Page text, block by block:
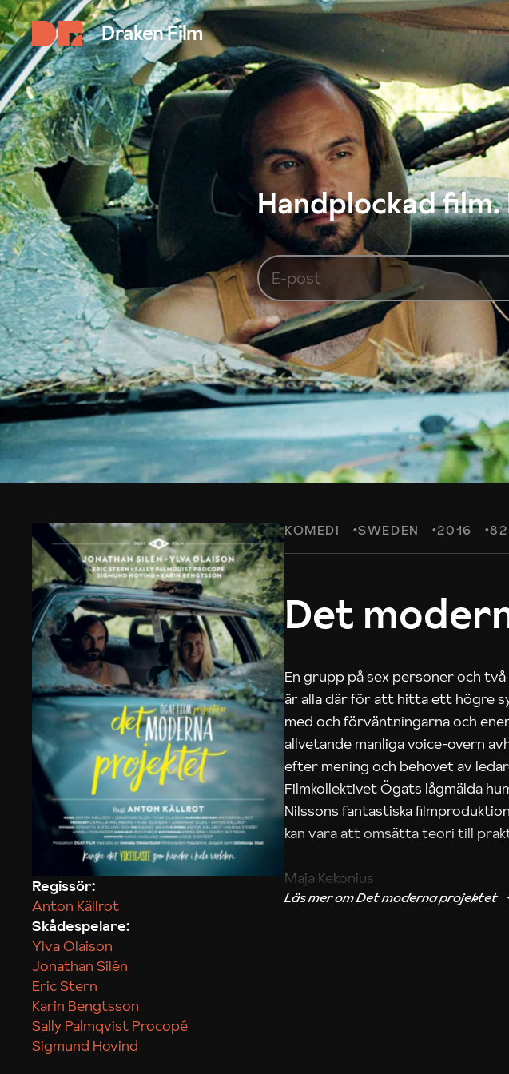
Draken Film
Handplockad
KOMEDI SWEDEN 2016
Det
En grupp på sex personer och
är alla där för att hitta ett högre
med och förväntningarna och
allvetande manliga voice-overn
efter mening och behovet av
Filmkollektivet Ögats lågmälda
Nilssons fantastiska
kan vara att omsätta teori till
Maja Kekonius
Regissör:
Anton Källrot
Skådespelare:
Ylva Olaison
Jonathan Silén
Eric Stern
Karin Bengtsson
Sally Palmqvist Procopé
Sigmund Hovind